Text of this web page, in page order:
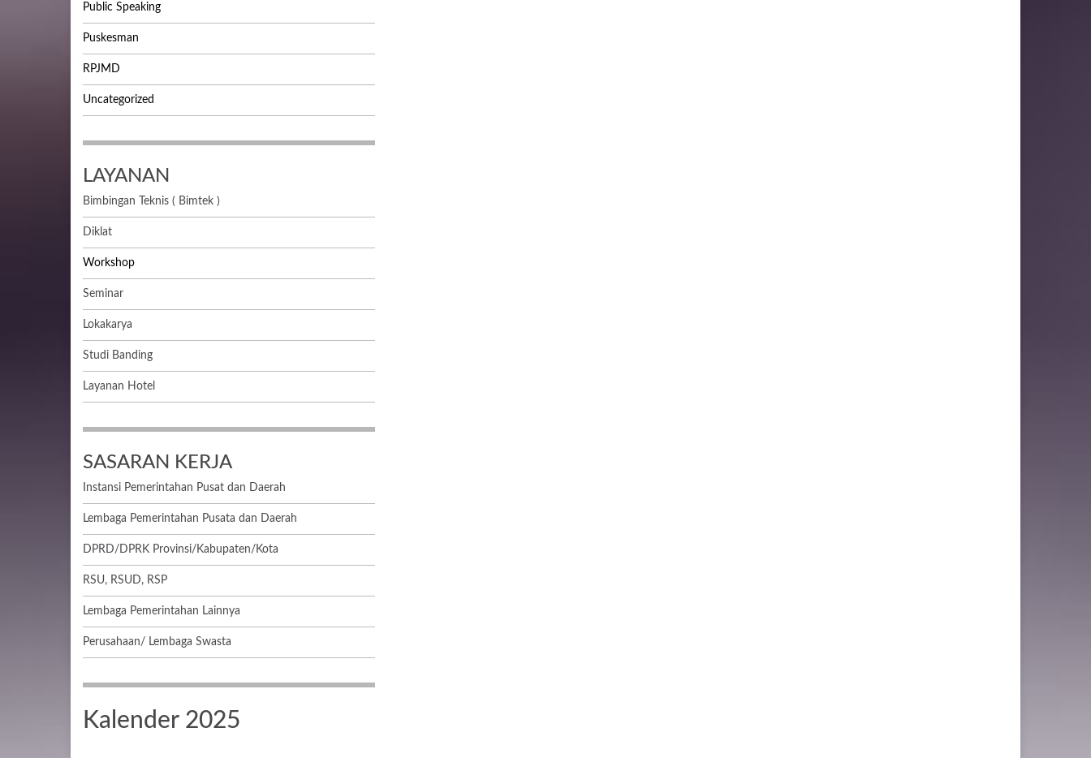
Public Speaking
Puskesman
RPJMD
Uncategorized
LAYANAN
Bimbingan Teknis ( Bimtek )
Diklat
Workshop
Seminar
Lokakarya
Studi Banding
Layanan Hotel
SASARAN KERJA
Instansi Pemerintahan Pusat dan Daerah
Lembaga Pemerintahan Pusata dan Daerah
DPRD/DPRK Provinsi/Kabupaten/Kota
RSU, RSUD, RSP
Lembaga Pemerintahan Lainnya
Perusahaan/ Lembaga Swasta
Kalender 2025